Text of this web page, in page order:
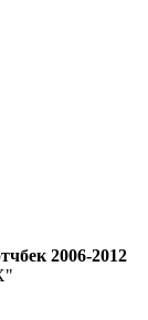
2006-2012